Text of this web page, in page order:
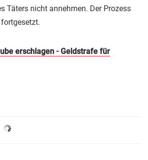
Täters nicht annehmen. Der Prozess
erschlagen - Geldstrafe für